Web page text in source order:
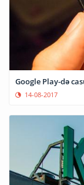
Google Play-də
14-08-2017